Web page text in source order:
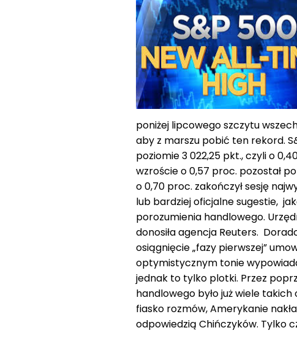
poniżej lipcowego szczytu
aby z marszu pobić ten rekord.
poziomie 3 022,25 pkt., czyli o
wzroście o 0,57 proc. pozostał
o 0,70 proc. zakończył sesję
lub bardziej oficjalne sugestie,
porozumienia handlowego.
donosiła agencja Reuters.
osiągnięcie „fazy pierwszej”
optymistycznym tonie
jednak to tylko plotki. Przez
handlowego było już wiele
fiasko rozmów, Amerykanie
odpowiedzią Chińczyków. Tylko